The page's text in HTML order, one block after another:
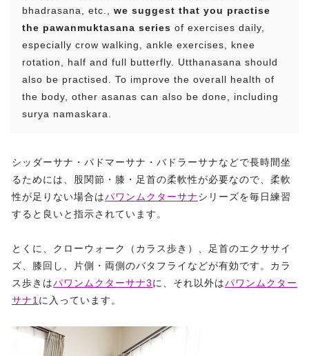
bhadrasana, etc., we suggest that you practise
the pawanmuktasana series of exercises daily,
especially crow walking, ankle exercises, knee
rotation, half and full butterfly. Utthanasana should
also be practised. To improve the overall health of
the body, other asanas can also be done, including
surya namaskara.
シッダーサナ・パドマーサナ・バドラーサナなどで長時間坐
るためには、股関節・膝・足首の柔軟性が必要なので、柔軟
性が足りない場合はパワンムクターサナシリーズを毎日練習
すると良いと指示されています。
とくに、クローウォーク（カラス歩き）、足首のエクササイ
ズ、膝回し、片側・両側のバタフライなどが有効です。カラ
ス歩きはパワンムクターサナ3に、それ以外はパワンムクター
サナ1 に入っています。